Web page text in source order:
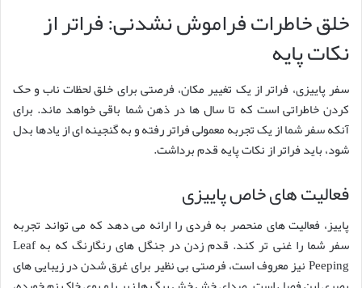
خلق خاطرات فراموش نشدنی: فراتر از
نکات پایه
سفر پاییزی، فراتر از یک تغییر مکان، فرصتی برای خلق لحظات ناب و حک
کردن خاطراتی است که تا سال ها در ذهن شما باقی خواهد ماند. برای
آنکه سفر شما از یک تجربه معمولی فراتر رفته و به گنجینه ای از یادها بدل
شود، باید فراتر از نکات پایه قدم برداشت.
فعالیت های خاص پاییزی
پاییز، فعالیت های منحصر به فردی را ارائه می دهد که می تواند تجربه
سفر شما را غنی تر کند. قدم زدن در جنگل های رنگارنگ که به Leaf
Peeping نیز معروف است، فرصتی بی نظیر برای غرق شدن در زیبایی های